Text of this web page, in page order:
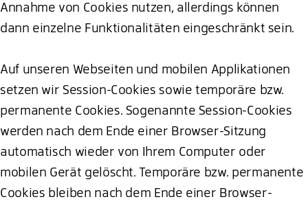
Annahme von Cookies nutzen, allerdings können
dann einzelne Funktionalitäten eingeschränkt sein.
Auf unseren Webseiten und mobilen Applikationen
setzen wir Session-Cookies sowie temporäre bzw.
permanente Cookies. Sogenannte Session-Cookies
werden nach dem Ende einer Browser-Sitzung
automatisch wieder von Ihrem Computer oder
mobilen Gerät gelöscht. Temporäre bzw. permanente
Cookies bleiben nach dem Ende einer Browser-